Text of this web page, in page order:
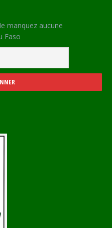
manquez aucune
Faso